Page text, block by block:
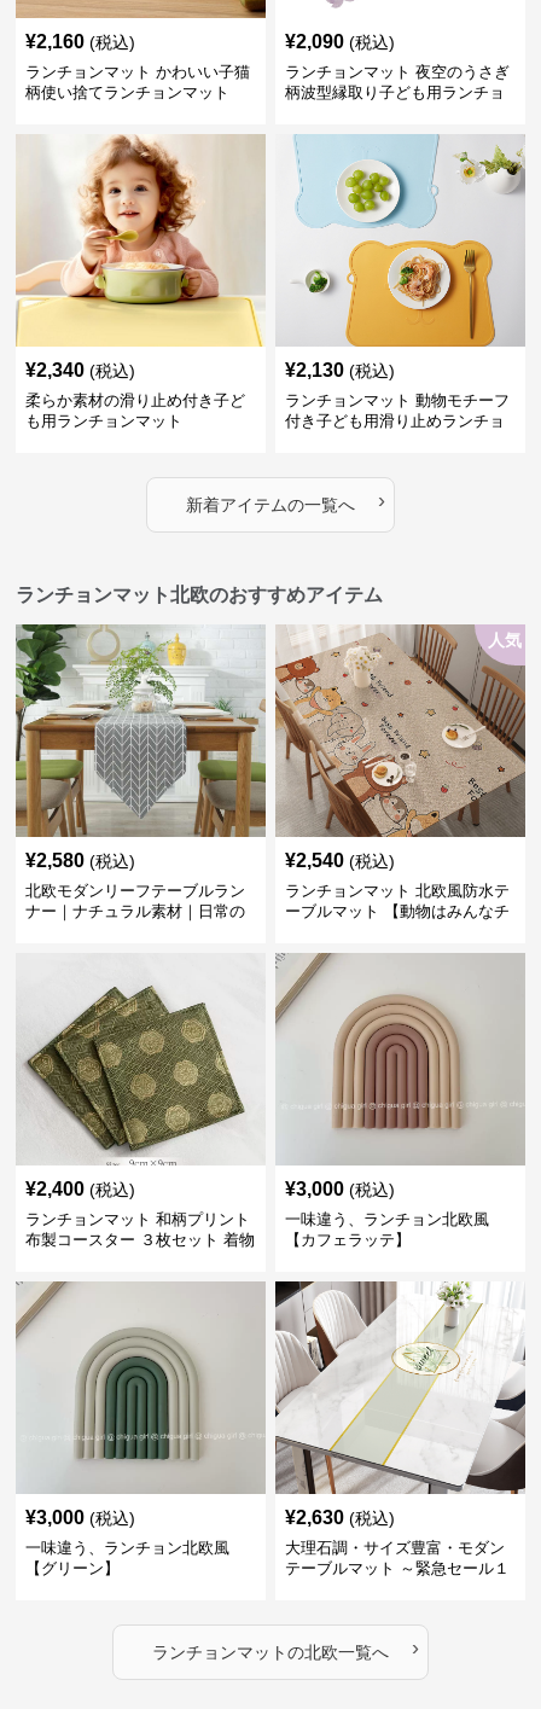
¥2,160 (税込)
ランチョンマット かわいい子猫
柄使い捨てランチョンマット
¥2,090 (税込)
ランチョンマット 夜空のうさぎ
柄波型縁取り子ども用ランチョ
¥2,340 (税込)
柔らか素材の滑り止め付き子ど
も用ランチョンマット
¥2,130 (税込)
ランチョンマット 動物モチーフ
付き子ども用滑り止めランチョ
新着アイテムの一覧へ ›
ランチョンマット北欧のおすすめアイテム
¥2,580 (税込)
北欧モダンリーフテーブルラン
ナー｜ナチュラル素材｜日常の
人気
¥2,540 (税込)
ランチョンマット 北欧風防水テ
ーブルマット 【動物はみんなチ
¥2,400 (税込)
ランチョンマット 和柄プリント
布製コースター ３枚セット 着物
¥3,000 (税込)
一味違う、ランチョン北欧風
【カフェラッテ】
¥3,000 (税込)
一味違う、ランチョン北欧風
【グリーン】
¥2,630 (税込)
大理石調・サイズ豊富・モダン
テーブルマット ～緊急セール１
ランチョンマットの北欧一覧へ ›